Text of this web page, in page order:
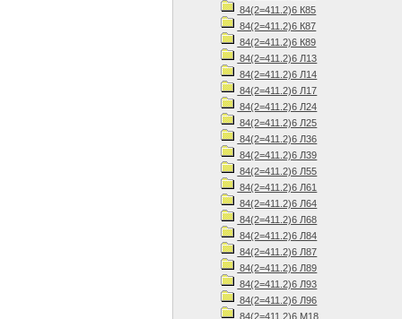
84(2=411.2)6 К85
84(2=411.2)6 К87
84(2=411.2)6 К89
84(2=411.2)6 Л13
84(2=411.2)6 Л14
84(2=411.2)6 Л17
84(2=411.2)6 Л24
84(2=411.2)6 Л25
84(2=411.2)6 Л36
84(2=411.2)6 Л39
84(2=411.2)6 Л55
84(2=411.2)6 Л61
84(2=411.2)6 Л64
84(2=411.2)6 Л68
84(2=411.2)6 Л84
84(2=411.2)6 Л87
84(2=411.2)6 Л89
84(2=411.2)6 Л93
84(2=411.2)6 Л96
84(2=411.2)6 М18